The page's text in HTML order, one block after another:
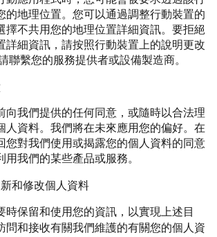
的地理位置。您可以通過調整行動裝置的
擇不共用您的地理位置詳細資訊。要拒絕
詳細資訊，請按照行動裝置上的說明更改
聯繫您的服務提供者或設備製造商。
向我們提供的任何同意，或隨時以合法理
人資料。我們將在未來應用您的偏好。在
您對我們使用或揭露您的個人資料的同意
用我們的某些產品或服務。
和修改個人資料
時保留和使用您的資訊，以實現上述目
問和接收有關我們維護的有關您的個人資